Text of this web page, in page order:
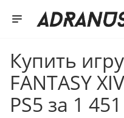
Купить
FANTASY
PS5 за 1